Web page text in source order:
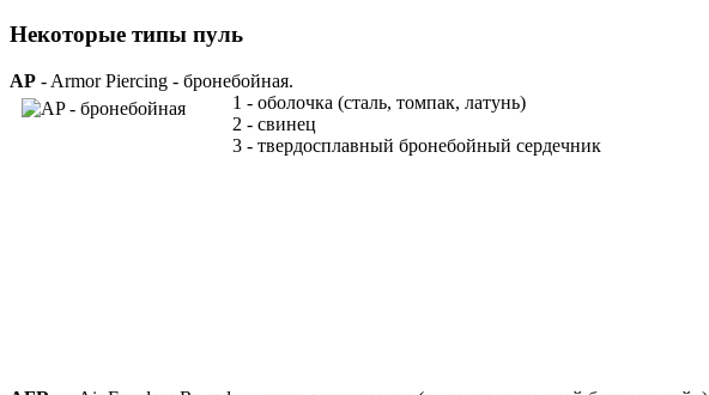
Некоторые типы пуль
AP - Armor Piercing - бронебойная.
1 - оболочка (сталь, томпак, латунь)
2 - свинец
3 - твердосплавный бронебойный сердечник